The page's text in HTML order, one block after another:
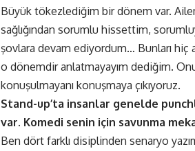
Büyük tökezlediğim bir dönem var.
sağlığından sorumlu hissettim,
şovlara devam ediyordum… Bunları hiç
o dönemdir anlatmayayım dediğim.
konuşulmayanı konuşmaya çıkıyoruz.
Stand-up’ta insanlar genelde
var. Komedi senin için savunma
Ben dört farklı disiplinden senaryo